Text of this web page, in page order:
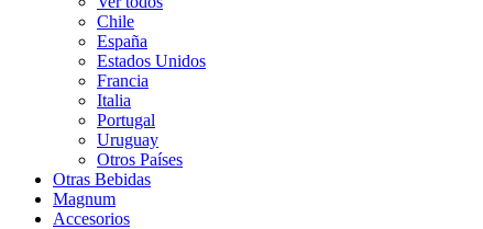
Chile
España
Estados Unidos
Francia
Italia
Portugal
Uruguay
Otros Países
Otras Bebidas
Magnum
Accesorios